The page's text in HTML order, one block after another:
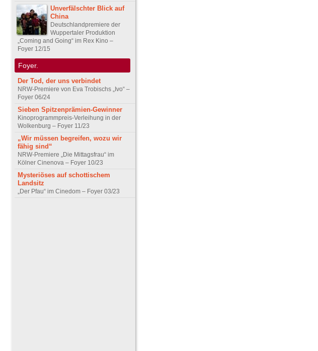
Unverfälschter Blick auf
China
Deutschlandpremiere der
Wuppertaler Produktion
„Coming and Going“ im Rex Kino –
Foyer 12/15
Foyer.
Der Tod, der uns verbindet
NRW-Premiere von Eva Trobischs „Ivo“ –
Foyer 06/24
Sieben Spitzenprämien-Gewinner
Kinoprogrammpreis-Verleihung in der
Wolkenburg – Foyer 11/23
„Wir müssen begreifen, wozu wir
fähig sind“
NRW-Premiere „Die Mittagsfrau“ im
Kölner Cinenova – Foyer 10/23
Mysteriöses auf schottischem
Landsitz
„Der Pfau“ im Cinedom – Foyer 03/23